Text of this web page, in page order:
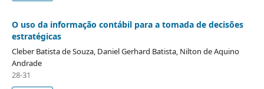
O uso da informação contábil para a tomada de decisões
estratégicas
Cleber Batista de Souza, Daniel Gerhard Batista, Nilton de Aquino
Andrade
28-31